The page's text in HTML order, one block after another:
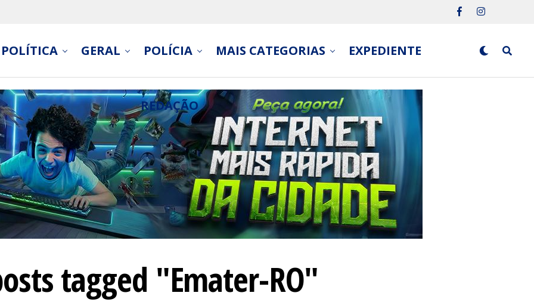
POLÍTICA GERAL POLÍCIA MAIS CATEGORIAS EXPEDIENTE
REDAÇÃO
tagged "Emater-RO"